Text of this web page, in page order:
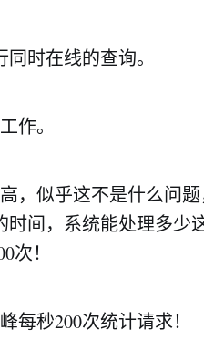
时在线的查询。
作。
，似乎这不是什么问
间，系统能处理多少
次！
每秒200次统计请求！